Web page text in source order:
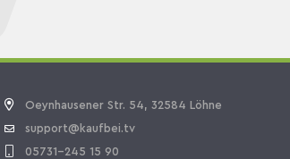
Oeynhausener Str. 54, 32584 Löhne
support@kaufbei.tv
05731-245 15 90